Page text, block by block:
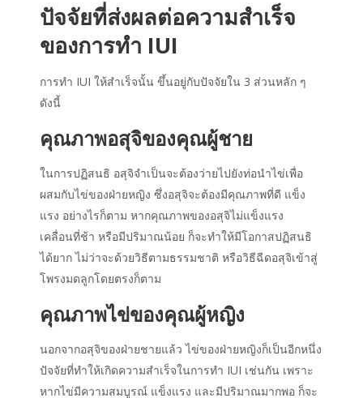
ปัจจัยที่ส่งผลต่อความสำเร็จ
ของการทำ IUI
การทำ IUI ให้สำเร็จนั้น ขึ้นอยู่กับปัจจัยใน 3 ส่วนหลัก ๆ
ดังนี้
คุณภาพอสุจิของคุณผู้ชาย
ในการปฏิสนธิ อสุจิจำเป็นจะต้องว่ายไปยังท่อนำไข่เพื่อ
ผสมกับไข่ของฝ่ายหญิง ซึ่งอสุจิจะต้องมีคุณภาพที่ดี แข็ง
แรง อย่างไรก็ตาม หากคุณภาพของอสุจิไม่แข็งแรง
เคลื่อนที่ช้า หรือมีปริมาณน้อย ก็จะทำให้มีโอกาสปฏิสนธิ
ได้ยาก ไม่ว่าจะด้วยวิธีตามธรรมชาติ หรือวิธีฉีดอสุจิเข้าสู่
โพรงมดลูกโดยตรงก็ตาม
คุณภาพไข่ของคุณผู้หญิง
นอกจากอสุจิของฝ่ายชายแล้ว ไข่ของฝ่ายหญิงก็เป็นอีกหนึ่ง
ปัจจัยที่ทำให้เกิดความสำเร็จในการทำ IUI เช่นกัน เพราะ
หากไข่มีความสมบูรณ์ แข็งแรง และมีปริมาณมากพอ ก็จะ